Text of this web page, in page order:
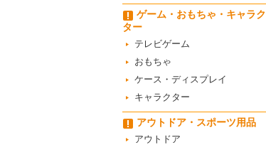
ゲーム・おもちゃ・キャラク
ター
テレビゲーム
おもちゃ
ケース・ディスプレイ
キャラクター
アウトドア・スポーツ用品
アウトドア